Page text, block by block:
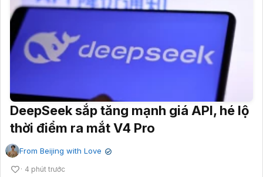
DeepSeek sắp tăng mạnh giá API, hé lộ
thời điểm ra mắt V4 Pro
From Beijing with Love ✔
4 phút trước